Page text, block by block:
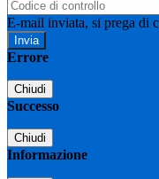
E-mail inviata, si prega di
Errore
Chiudi
Successo
Chiudi
Informazione